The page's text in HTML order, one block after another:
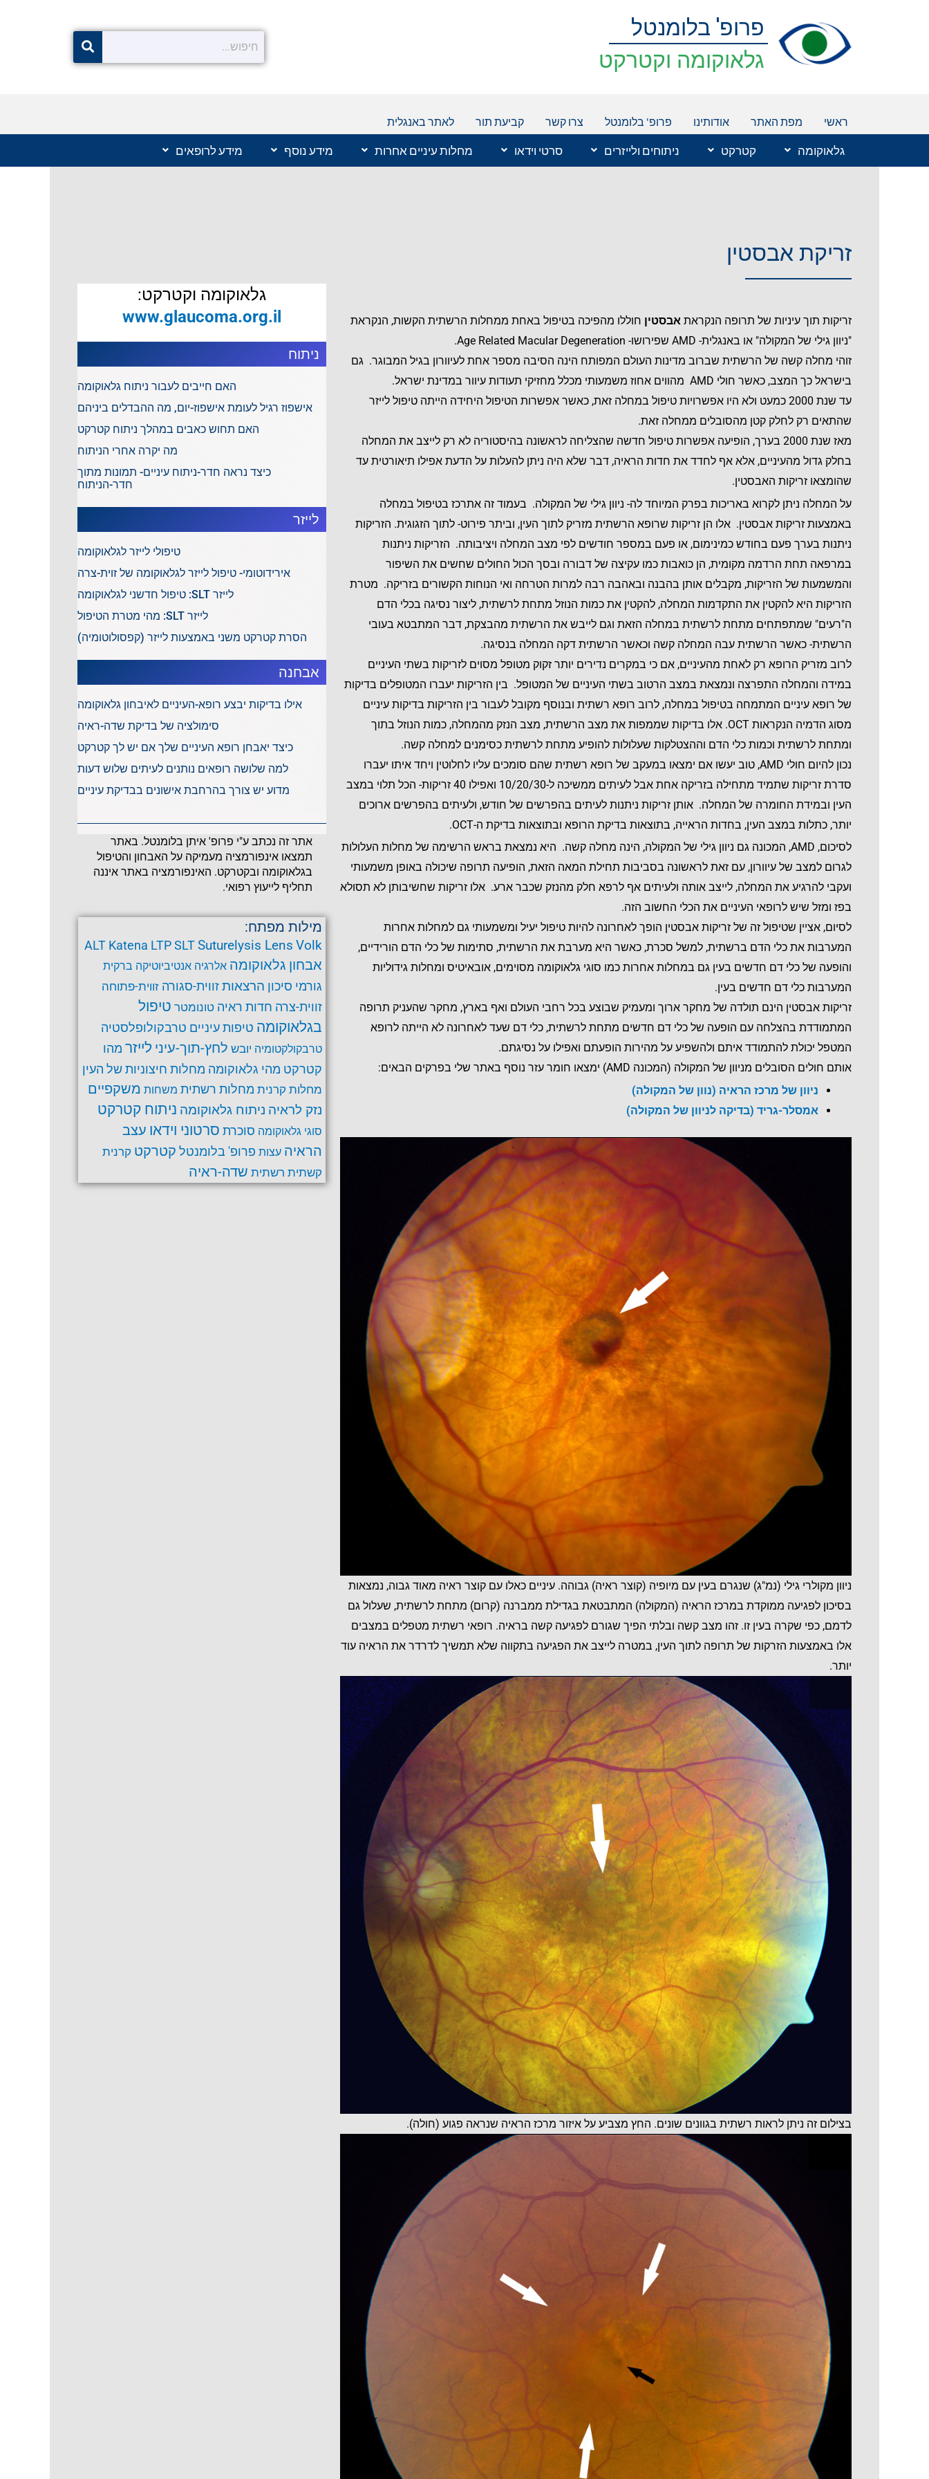
פרופ' בלומנטל
גלאוקומה וקטרקט
ראשי מפת האתר אודותינו פרופ' בלומנטל צרו קשר קביעת תור לאתר באנגלית
גלאוקומה קטרקט ניתוחים ולייזרים סרטי וידאו מחלות עיניים אחרות מידע נוסף מידע לרופאים
זריקת אבסטין
זריקות תוך עיניות של תרופה הנקראת אבסטין חוללו מהפיכה בטיפול באחת ממחלות הרשתית הקשות, הנקראת
"ניוון גילי של המקולה" או באנגלית- AMD שפירושו- Age Related Macular Degeneration.
זוהי מחלה קשה של הרשתית שברוב מדינות העולם המפותח הינה הסיבה מספר אחת לעיוורון בגיל המבוגר. גם
בישראל כך המצב, כאשר חולי AMD מהווים אחוז משמעותי מכלל מחזיקי תעודות עיוור במדינת ישראל.
עד שנת 2000 כמעט ולא היו אפשרויות טיפול במחלה זאת, כאשר אפשרות הטיפול היחידה הייתה טיפול לייזר
שהתאים רק לחלק קטן מהסובלים ממחלה זאת.
מאז שנת 2000 בערך, הופיעה אפשרות טיפול חדשה שהצליחה לראשונה בהיסטוריה לא רק לייצב את המחלה
בחלק גדול מהעיניים, אלא אף לחדד את חדות הראיה, דבר שלא היה ניתן להעלות על הדעת אפילו תיאורטית עד
שהומצאו זריקות האבסטין.
על המחלה ניתן לקרוא באריכות בפרק המיוחד לה- ניוון גילי של המקולה. בעמוד זה אתרכז בטיפול במחלה
באמצעות זריקות אבסטין. אלו הן זריקות שרופא הרשתית מזריק לתוך העין, וביתר פירוט- לתוך הזגוגית. הזריקות
ניתנות בערך פעם בחודש כמינימום, או פעם במספר חודשים לפי מצב המחלה ויציבותה. הזריקות ניתנות
במרפאה תחת הרדמה מקומית, הן כואבות כמו עקיצה של דבורה ובסך הכול החולים שחשים את השיפור
והמשמעות של הזריקות, מקבלים אותן בהבנה ובאהבה רבה למרות הטרחה ואי הנוחות הקשורים בזריקה. מטרת
הזריקות היא להקטין את התקדמות המחלה, להקטין את כמות הנוזל מתחת לרשתית, ליצור נסיגה בכלי הדם
ה"רעים" שמתפתחים מתחת לרשתית במחלה הזאת וגם לייבש את הרשתית מהבצקת, דבר המתבטא בעובי
הרשתית- כאשר הרשתית עבה המחלה קשה וכאשר הרשתית דקה המחלה בנסיגה.
לרוב מזריק הרופא רק לאחת מהעיניים, אם כי במקרים נדירים יותר זקוק מטופל מסוים לזריקות בשתי העיניים
במידה והמחלה התפרצה ונמצאת במצב הרטוב בשתי העיניים של המטופל. בין הזריקות יעברו המטופלים בדיקות
של רופא עיניים המתמחה בטיפול במחלה, לרוב רופא רשתית ובנוסף מקובל לעבור בין הזריקות בדיקות עיניים
מסוג הדמיה הנקראות OCT. אלו בדיקות שממפות את מצב הרשתית, מצב הנזק מהמחלה, כמות הנוזל בתוך
ומתחת לרשתית וכמות כלי הדם וההצטלקות שעלולות להופיע מתחת לרשתית כסימנים למחלה קשה.
נכון להיום חולי AMD, טוב יעשו אם ימצאו במעקב של רופא רשתית שהם סומכים עליו לחלוטין ויחד איתו יעברו
סדרת זריקות שתמיד מתחילה בזריקה אחת אבל לעיתים ממשיכה ל-10/20/30 ואפילו 40 זריקות- הכל תלוי במצב
העין ובמידת החומרה של המחלה. אותן זריקות ניתנות לעיתים בהפרשים של חודש, ולעיתים בהפרשים ארוכים
יותר, כתלות במצב העין, בחדות הראייה, בתוצאות בדיקת הרופא ובתוצאות בדיקת ה-OCT.
לסיכום, AMD, המכונה גם ניוון גילי של המקולה, הינה מחלה קשה. היא נמצאת בראש הרשימה של מחלות העלולות
לגרום למצב של עיוורון, עם זאת לראשונה בסביבות תחילת המאה הזאת, הופיעה תרופה שיכולה באופן משמעותי
ועקבי להרגיע את המחלה, לייצב אותה ולעיתים אף לרפא חלק מהנזק שכבר ארע. אלו זריקות שחשיבותן לא תסולא
בפז ומזל שיש לרופאי העיניים את הכלי החשוב הזה.
לסיום, אציין שטיפול זה של זריקות אבסטין הופך לאחרונה להיות טיפול יעיל ומשמעותי גם למחלות אחרות
המערבות את כלי הדם ברשתית, למשל סכרת, כאשר היא מערבת את הרשתית, סתימות של כלי הדם הורידיים,
והופעה של כלי דם חדשים בעין גם במחלות אחרות כמו סוגי גלאוקומה מסוימים, אובאיטיס ומחלות גידוליות
המערבות כלי דם חדשים בעין.
זריקות אבסטין הינם תולדה של מחקר ארוך ומעמיק שבוצע בכל רחבי העולם ואף בארץ, מחקר שהעניק תרופה
המתמודדת בהצלחה עם הופעה של כלי דם חדשים מתחת לרשתית, כלי דם שעד לאחרונה לא הייתה לרופא
המטפל יכולת להתמודד איתם ולהשפיע על מהירות הופעתם ואפילו על נסיגתם.
אותם חולים הסובלים מניוון של המקולה (המכונה AMD) ימצאו חומר עזר נוסף באתר שלי בפרקים הבאים:
ניוון של מרכז הראיה (נוון של המקולה)
אמסלר-גריד (בדיקה לניוון של המקולה)
ניוון מקולרי גילי (נמ"ג) שנגרם בעין עם מיופיה (קוצר ראיה) גבוהה. עיניים כאלו עם קוצר ראיה מאוד גבוה, נמצאות
בסיכון לפגיעה ממוקדת במרכז הראיה (המקולה) המתבטאת בגדילת ממברנה (קרום) מתחת לרשתית, שעלול גם
לדמם, כפי שקרה בעין זו. זהו מצב קשה ובלתי הפיך שגורם לפגיעה קשה בראיה. רופאי רשתית מטפלים במצבים
אלו באמצעות הזרקות של תרופה לתוך העין, במטרה לייצב את הפגיעה בתקווה שלא תמשיך לדרדר את הראיה עוד
יותר.
בצילום זה ניתן לראות רשתית בגוונים שונים. החץ מצביע על איזור מרכז הראיה שנראה פגוע (חולה).
גלאוקומה וקטרקט:
www.glaucoma.org.il
ניתוח
האם חייבים לעבור ניתוח גלאוקומה
אישפוז רגיל לעומת אישפוז-יום, מה ההבדלים ביניהם
האם תחוש כאבים במהלך ניתוח קטרקט
מה יקרה אחרי הניתוח
כיצד נראה חדר-ניתוח עיניים- תמונות מתוך
חדר-הניתוח
לייזר
טיפולי לייזר לגלאוקומה
אירידוטומי- טיפול לייזר לגלאוקומה של זוית-צרה
לייזר SLT: טיפול חדשני לגלאוקומה
לייזר SLT: מהי מטרת הטיפול
הסרת קטרקט משני באמצעות לייזר (קפסולוטומיה)
אבחנה
אילו בדיקות יבצע רופא-העיניים לאיבחון גלאוקומה
סימולציה של בדיקת שדה-ראיה
כיצד יאבחן רופא העיניים שלך אם יש לך קטרקט
למה שלושה רופאים נותנים לעיתים שלוש דעות
מדוע יש צורך בהרחבת אישונים בבדיקת עיניים
אתר זה נכתב ע"י פרופ' איתן בלומנטל. באתר
תמצאו אינפורמציה מעמיקה על האבחון והטיפול
בגלאוקומה ובקטרקט. האינפורמציה באתר איננה
תחליף לייעוץ רפואי.
מילות מפתח:
ALT Katena LTPSLTSuturelysis Lens Volk
אבחון גלאוקומה אלרגיה אנטיביוטיקה ברקית
גורמי סיכון הרצאותזווית-סגורה זווית-פתוחה
זווית-צרה חדות ראיה טונומטר טיפול
בגלאוקומה טיפות עיניים טרבקולופלסטיה
טרבקולקטומיה יובש לחץ-תוך-עיני לייזר מהו
קטרקט מהי גלאוקומה מחלות חיצוניות של העין
מחלות קרנית מחלות רשתית משחות משקפיים
נזק לראיה ניתוח גלאוקומה ניתוח קטרקט
סוגי גלאוקומה סוכרת סרטוני וידאו עצב
הראיה עצות פרופ' בלומנטל קטרקט קרנית
קשתית רשתית שדה-ראיה